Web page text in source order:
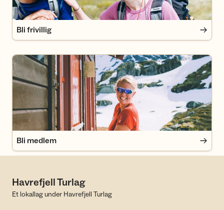
Bli frivillig
Bli medlem
Bli medlem
Havrefjell Turlag
Et lokallag under Havrefjell Turlag